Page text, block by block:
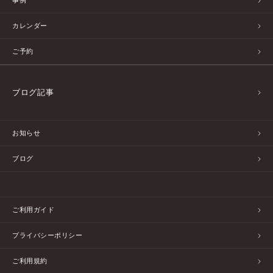
カレンダー
ご予約
ブログ記事
お知らせ
ブログ
ご利用ガイド
プライバシーポリシー
ご利用規約